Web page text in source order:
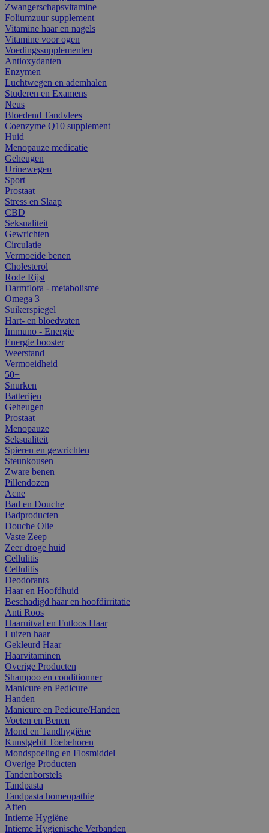
Zwangerschapsvitamine
Foliumzuur supplement
Vitamine haar en nagels
Vitamine voor ogen
Voedingssupplementen
Antioxydanten
Enzymen
Luchtwegen en ademhalen
Studeren en Examens
Neus
Bloedend Tandvlees
Coenzyme Q10 supplement
Huid
Menopauze medicatie
Geheugen
Urinewegen
Sport
Prostaat
Stress en Slaap
CBD
Seksualiteit
Gewrichten
Circulatie
Vermoeide benen
Cholesterol
Rode Rijst
Darmflora - metabolisme
Omega 3
Suikerspiegel
Hart- en bloedvaten
Immuno - Energie
Energie booster
Weerstand
Vermoeidheid
50+
Snurken
Batterijen
Geheugen
Prostaat
Menopauze
Seksualiteit
Spieren en gewrichten
Steunkousen
Zware benen
Pillendozen
Acne
Bad en Douche
Badproducten
Douche Olie
Vaste Zeep
Zeer droge huid
Cellulitis
Cellulitis
Deodorants
Haar en Hoofdhuid
Beschadigd haar en hoofdirritatie
Anti Roos
Haaruitval en Futloos Haar
Luizen haar
Gekleurd Haar
Haarvitaminen
Overige Producten
Shampoo en conditionner
Manicure en Pedicure
Handen
Manicure en Pedicure/Handen
Voeten en Benen
Mond en Tandhygiëne
Kunstgebit Toebehoren
Mondspoeling en Flosmiddel
Overige Producten
Tandenborstels
Tandpasta
Tandpasta homeopathie
Aften
Intieme Hygiëne
Intieme Hygienische Verbanden